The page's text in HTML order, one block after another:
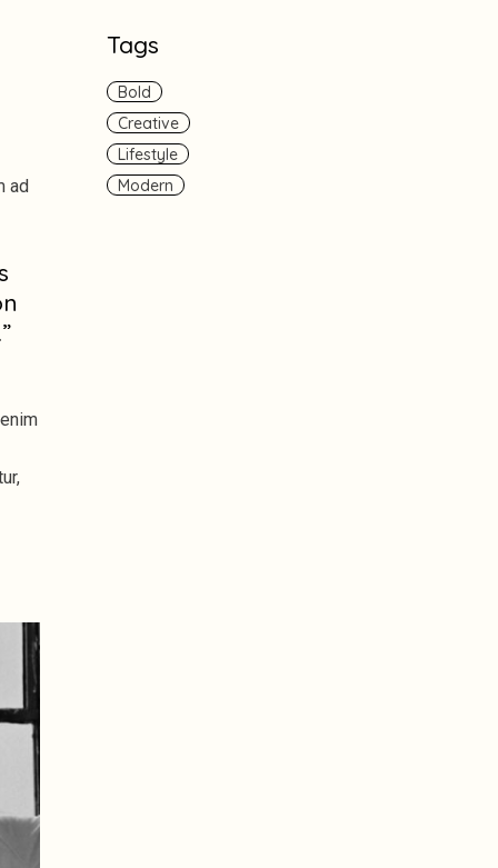
ad
Tags
Bold
Creative
Lifestyle
Modern